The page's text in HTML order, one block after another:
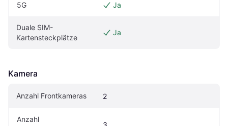
5G Ja
Duale SIM-
Kartensteckplätze
Ja
Kamera
Anzahl Frontkameras 2
Anzahl